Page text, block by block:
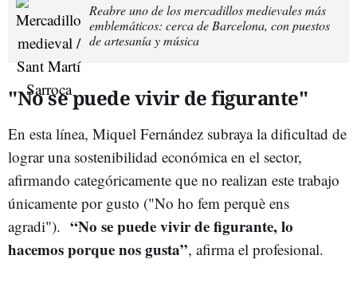
Reabre uno de los mercadillos medievales más
emblemáticos: cerca de Barcelona, con puestos
de artesanía y música
"No se puede vivir de figurante"
En esta línea, Miquel Fernández subraya la dificultad de
lograr una sostenibilidad económica en el sector,
afirmando categóricamente que no realizan este trabajo
únicamente por gusto ("No ho fem perquè ens
agradi"). “No se puede vivir de figurante, lo
hacemos porque nos gusta”, afirma el profesional.